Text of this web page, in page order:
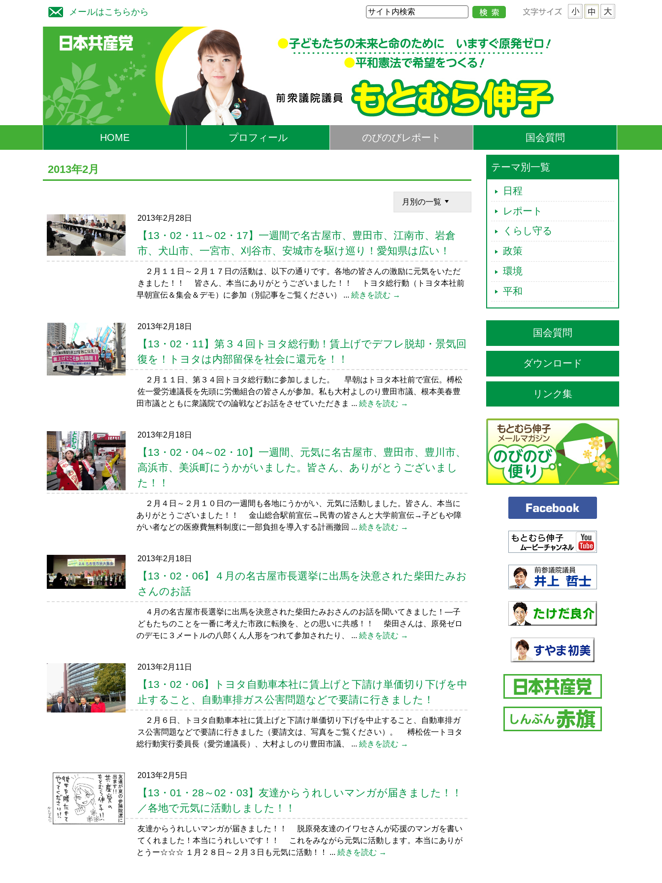
メールはこちらから
HOME プロフィール のびのびレポート 国会質問
2013年2月
月別の一覧
2013年2月28日
【13・02・11～02・17】一週間で名古屋市、豊田市、江南市、岩倉
市、犬山市、一宮市、刈谷市、安城市を駆け巡り！愛知県は広い！
２月１１日～２月１７日の活動は、以下の通りです。各地の皆さんの激励に元気をいただ
きました！！ 皆さん、本当にありがとうございました！！ トヨタ総行動（トヨタ本社前
早朝宣伝＆集会＆デモ）に参加（別記事をご覧ください） ... 続きを読む →
2013年2月18日
【13・02・11】第３４回トヨタ総行動！賃上げでデフレ脱却・景気回
復を！トヨタは内部留保を社会に還元を！！
２月１１日、第３４回トヨタ総行動に参加しました。 早朝はトヨタ本社前で宣伝。榑松
佐一愛労連議長を先頭に労働組合の皆さんが参加。私も大村よしのり豊田市議、根本美春豊
田市議とともに衆議院での論戦などお話をさせていただきま ... 続きを読む →
2013年2月18日
【13・02・04～02・10】一週間、元気に名古屋市、豊田市、豊川市、
高浜市、美浜町にうかがいました。皆さん、ありがとうございまし
た！！
２月４日～２月１０日の一週間も各地にうかがい、元気に活動しました。皆さん、本当に
ありがとうございました！！ 金山総合駅前宣伝→民青の皆さんと大学前宣伝→子どもや障
がい者などの医療費無料制度に一部負担を導入する計画撤回 ... 続きを読む →
2013年2月18日
【13・02・06】４月の名古屋市長選挙に出馬を決意された柴田たみお
さんのお話
４月の名古屋市長選挙に出馬を決意された柴田たみおさんのお話を聞いてきました！―子
どもたちのことを一番に考えた市政に転換を、との思いに共感！！ 柴田さんは、原発ゼロ
のデモに３メートルの八郎くん人形をつれて参加されたり、 ... 続きを読む →
2013年2月11日
【13・02・06】トヨタ自動車本社に賃上げと下請け単価切り下げを中
止すること、自動車排ガス公害問題などで要請に行きました！
２月６日、トヨタ自動車本社に賃上げと下請け単価切り下げを中止すること、自動車排ガ
ス公害問題などで要請に行きました（要請文は、写真をご覧ください）。 榑松佐一トヨタ
総行動実行委員長（愛労連議長）、大村よしのり豊田市議、 ... 続きを読む →
2013年2月5日
【13・01・28～02・03】友達からうれしいマンガが届きました！！
／各地で元気に活動しました！！
友達からうれしいマンガが届きました！！ 脱原発友達のイワセさんが応援のマンガを書い
てくれました！本当にうれしいです！！ これをみながら元気に活動します。本当にありが
とうー☆☆☆ １月２８日～２月３日も元気に活動！！ ... 続きを読む →
テーマ別一覧
日程
レポート
くらし守る
政策
環境
平和
国会質問
ダウンロード
リンク集